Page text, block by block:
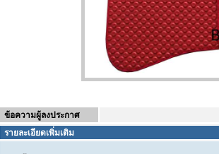
ข้อความผู้ลงประกาศ
รายละเอียดเพิ่มเติม